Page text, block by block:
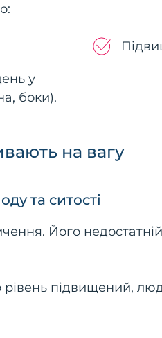
у
боки).
на вагу
та ситості
Його
підвищений,